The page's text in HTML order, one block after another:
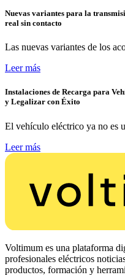
Nuevas variantes para la
real sin contacto
Las nuevas variantes de los
Leer más
Instalaciones de Recarga para
y Legalizar con Éxito
El vehículo eléctrico ya no es
Leer más
Voltimum es una plataforma
profesionales eléctricos
productos, formación y